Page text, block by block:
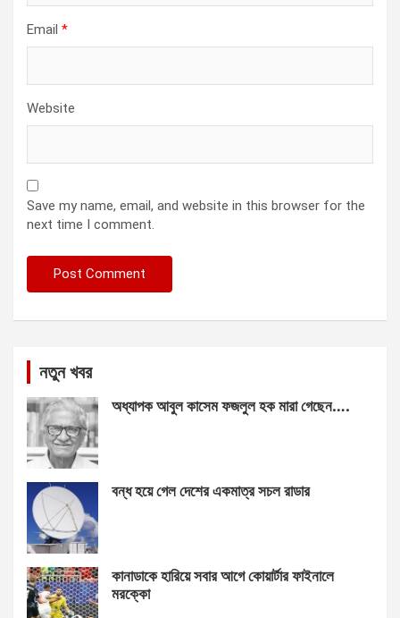
Email *
Website
Save my name, email, and website in this browser for the
next time I comment.
নতুন খবর
অধ্যাপক আবুল কাসেম ফজলুল হক মারা গেছেন….
বন্ধ হয়ে গেল দেশের একমাত্র সচল রাডার
কানাডাকে হারিয়ে সবার আগে কোয়ার্টার ফাইনালে
মরক্কো